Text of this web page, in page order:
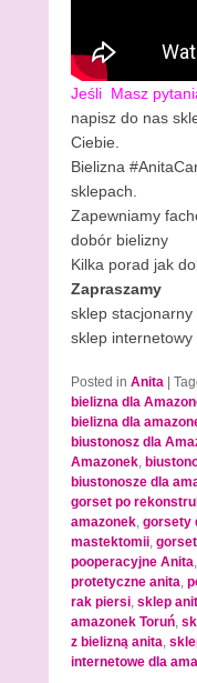
Jeśli Masz
napisz do nas
Ciebie.
Bielizna
sklepach.
Zapewniamy
dobór bielizny
Kilka porad jak
Zapraszamy
sklep stacjonarny
sklep internetowy
Posted in Anita |
bielizna dla
bielizna dla
biustonosz dla
Amazonek,
biustonosze dla
gorset po
amazonek, gorsety
mastektomii,
pooperacyjne Anita,
protetyczne anita,
rak piersi, sklep
amazonek Toruń,
z bielizną anita,
internetowe dla